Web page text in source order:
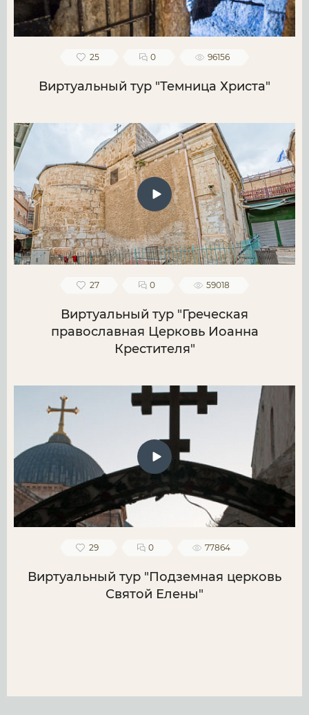
25 0 96156
Виртуальный тур "Темница Христа"
27 0 59018
Виртуальный тур "Греческая
православная Церковь Иоанна
Крестителя"
29 0 77864
Виртуальный тур "Подземная церковь
Святой Елены"